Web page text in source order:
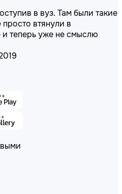
в вуз. Там были такие
втянули в
и теперь уже не смыслю